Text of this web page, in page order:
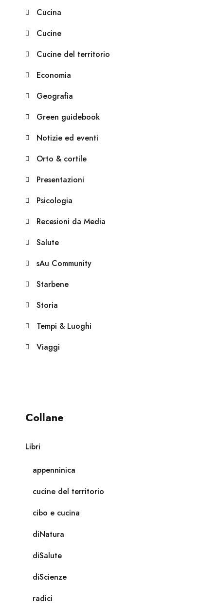
Cucina
Cucine
Cucine del territorio
Economia
Geografia
Green guidebook
Notizie ed eventi
Orto & cortile
Presentazioni
Psicologia
Recesioni da Media
Salute
sAu Community
Starbene
Storia
Tempi & Luoghi
Viaggi
Collane
Libri
appenninica
cucine del territorio
cibo e cucina
diNatura
diSalute
diScienze
radici